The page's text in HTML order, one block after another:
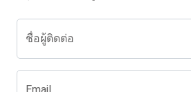
ชื่อผู้ติดต่อ